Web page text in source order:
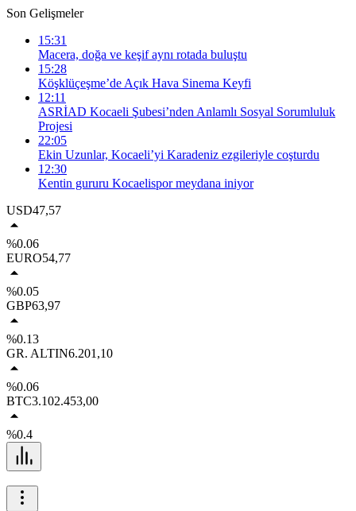
Son Gelişmeler
15:31
Macera, doğa ve keşif aynı rotada buluştu
15:28
Köşklüçeşme’de Açık Hava Sinema Keyfi
12:11
ASRİAD Kocaeli Şubesi’nden Anlamlı Sosyal Sorumluluk
Projesi
22:05
Ekin Uzunlar, Kocaeli’yi Karadeniz ezgileriyle coşturdu
12:30
Kentin gururu Kocaelispor meydana iniyor
USD47,57
%0.06
EURO54,77
%0.05
GBP63,97
%0.13
GR. ALTIN6.201,10
%0.06
BTC3.102.453,00
%0.4